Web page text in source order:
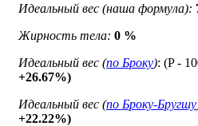
Идеальный вес (наша формула):
Жирность тела: 0 %
Идеальный вес (по Броку): (P -
+26.67%)
Идеальный вес (по Броку-Бругшу
+22.22%)